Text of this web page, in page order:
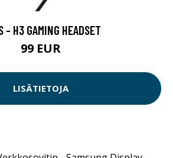
- H3 GAMING HEADSET
99 EUR
LISÄTIETOJA